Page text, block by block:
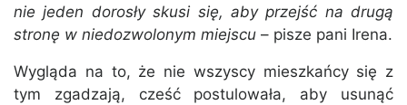
nie jeden dorosły skusi się, aby przejść na drugą
stronę w niedozwolonym miejscu – pisze pani Irena.
Wygląda na to, że nie wszyscy mieszkańcy się z
tym zgadzają, cześć postulowała, aby usunąć